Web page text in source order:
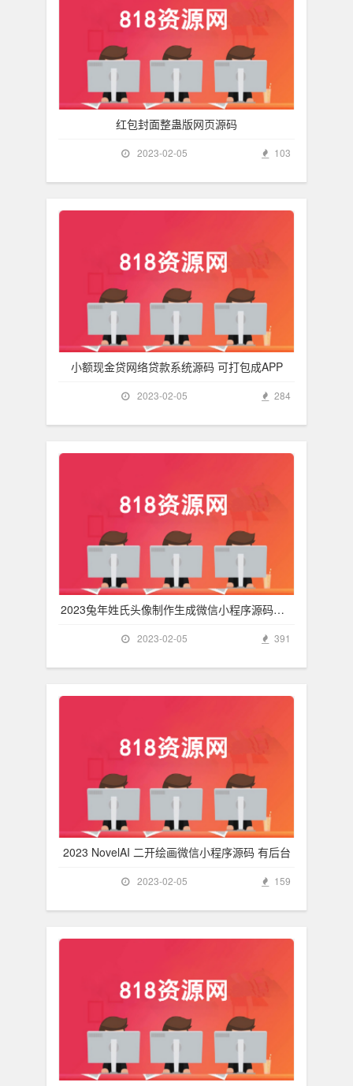
红包封面整蛊版网页源码
2023-02-05 103
小额现金贷网络贷款系统源码 可打包成APP
2023-02-05 284
2023兔年姓氏头像制作生成微信小程序源码下载不
2023-02-05 391
2023 NovelAI 二开绘画微信小程序源码 有后台
2023-02-05 159